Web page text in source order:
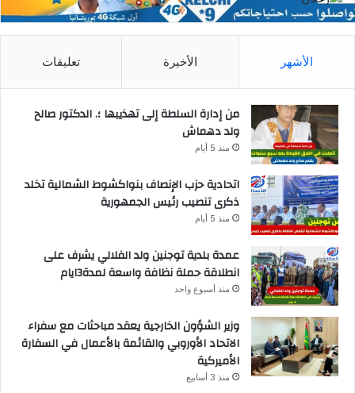
الأشهر الأخيرة تعليقات
من إدارة السلطة إلى تهذيبها ؛. الدكتور صالح
ولد دهماش
منذ 5 أيام
اتحادية حزب الإنصاف بنواكشوط الشمالية تخلد
ذكرى تنصيب رئيس الجمهورية
منذ 5 أيام
عمدة بلدية توجنين ولد الفلالي يشرف على
انطلاقة حملة نظافة واسعة لمدة3ايام
منذ أسبوع واحد
وزير الشؤون الخارجية يعقد مباحثات مع سفراء
الاتحاد الأوروبي والقائمة بالأعمال في السفارة
الأميركية
منذ 3 أسابيع